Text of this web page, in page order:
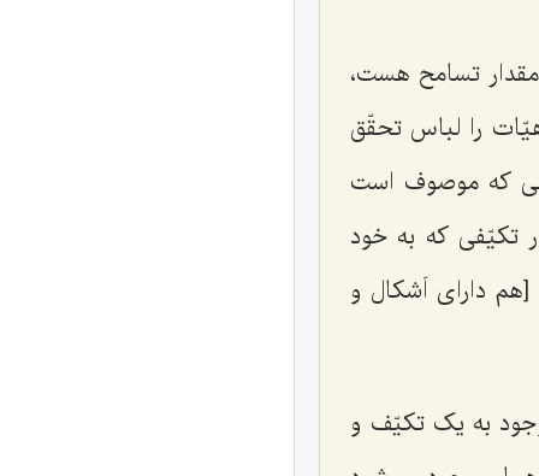
تسامح هست،
را لباس تحقّق
که موصوف است
تکیّفی که به خود
دارای اَشکال و
به یک تکیّف و